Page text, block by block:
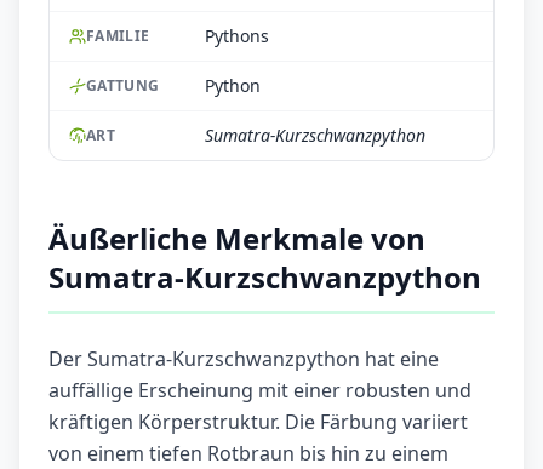
FAMILIE Pythons
GATTUNG Python
ART Sumatra-Kurzschwanzpython
Äußerliche Merkmale von
Sumatra-Kurzschwanzpython
Der Sumatra-Kurzschwanzpython hat eine
auffällige Erscheinung mit einer robusten und
kräftigen Körperstruktur. Die Färbung variiert
von einem tiefen Rotbraun bis hin zu einem